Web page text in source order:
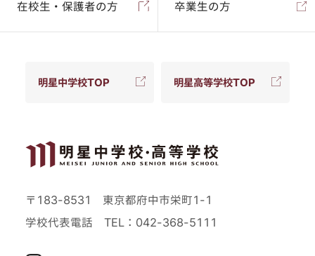
在校生・保護者の方 卒業生の方
明星中学校TOP 明星高等学校TOP
〒183-8531 東京都府中市栄町1-1
学校代表電話 TEL：042-368-5111